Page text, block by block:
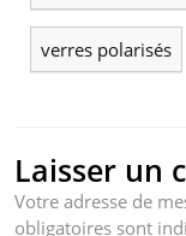
verres polarisés
Laisser un
Votre adresse de
obligatoires sont